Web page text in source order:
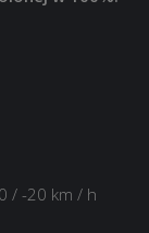
/ -20 km / h